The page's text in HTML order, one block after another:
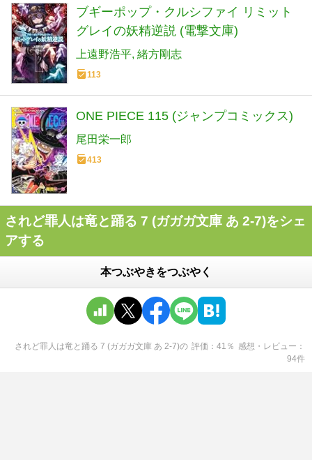
ブギーポップ・クルシファイ リミット
グレイの妖精逆説 (電撃文庫)
上遠野浩平 緒方剛志
113
ONE PIECE 115 (ジャンプコミックス)
尾田栄一郎
413
されど罪人は竜と踊る 7 (ガガガ文庫 あ 2-7)をシェ
アする
本つぶやきをつぶやく
されど罪人は竜と踊る 7 (ガガガ文庫 あ 2-7)の 評価 41 ％ 感想・レビュー
94件